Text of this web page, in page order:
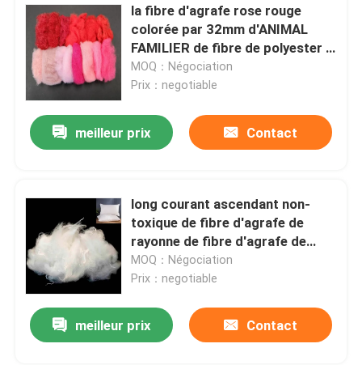
la fibre d'agrafe rose rouge
colorée par 32mm d'ANIMAL
FAMILIER de fibre de polyester a
réutilisé
MOQ：Négociation
Prix：negotiable
meilleur prix Contact
long courant ascendant non-
toxique de fibre d'agrafe de
rayonne de fibre d'agrafe de
32mm excellent
MOQ：Négociation
Prix：negotiable
meilleur prix Contact